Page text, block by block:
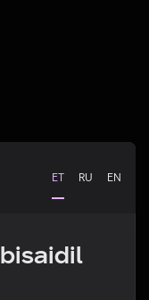
ET RU EN